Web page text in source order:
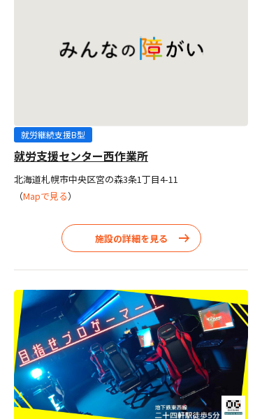
就労継続支援B型
就労支援センター西作業所
北海道札幌市中央区宮の森3条1丁目4-11
（Mapで見る）
施設の詳細を見る